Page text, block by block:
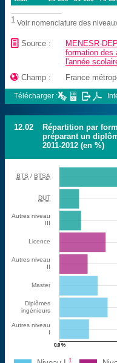
1 Voir nomenclature des
📄 Source :
MENESR-
formation des
l'année
 Champ : France
Télécharger :
12.02
Répartition par
préparant un
2011-2012 (en %)
0,0 %
BTS /BTSA
DUT
Autres niveau
III
Licence
Autres niveau
II
Master
Diplômes
ingénieurs
Autres niveau
I
1